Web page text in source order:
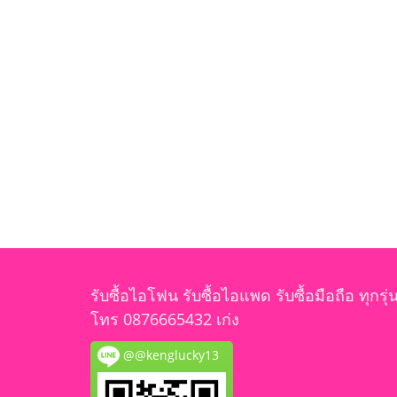
รับซื้อไอโฟน รับซื้อไอแพด รับซื้อมือถือ ทุกรุ่
โทร 0876665432 เก่ง
@@kenglucky13